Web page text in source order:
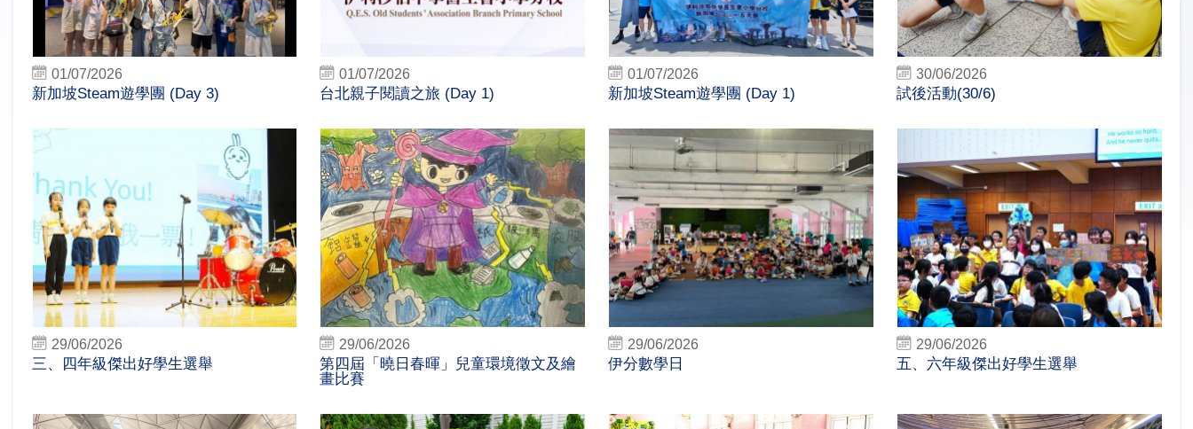
01/07/2026
新加坡Steam遊學團 (Day 3)
01/07/2026
台北親子閱讀之旅 (Day 1)
01/07/2026
新加坡Steam遊學團 (Day 1)
30/06/2026
試後活動(30/6)
29/06/2026
三、四年級傑出好學生選舉
29/06/2026
第四屆「曉日春暉」兒童環境徵文及繪
畫比賽
29/06/2026
伊分數學日
29/06/2026
五、六年級傑出好學生選舉